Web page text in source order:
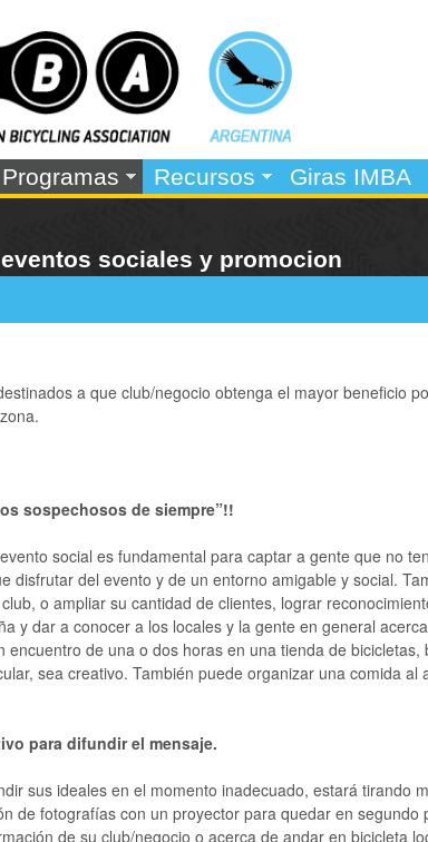
Programas Recursos Giras IMBA
sociales y promocion
a que club/negocio obtenga el mayor beneficio
sospechosos de siempre”!!
social es fundamental para captar a gente que no
disfrutar del evento y de un entorno amigable y social.
o ampliar su cantidad de clientes, lograr
y dar a conocer a los locales y la gente en general
encuentro de una o dos horas en una tienda de
sea creativo. También puede organizar una comida
para difundir el mensaje.
sus ideales en el momento inadecuado, estará tirando
de fotografías con un proyector para quedar en
de su club/negocio o acerca de andar en bicicleta